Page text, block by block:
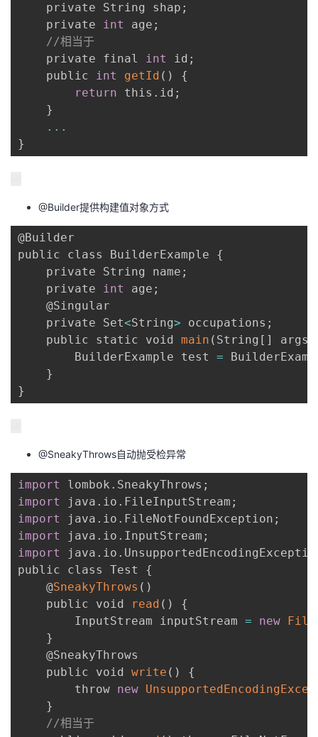
    private String shap
;
    private
int age ;
//相当于
    private final
int id ;
    public
int getId ( )
{
return this . id ;
}
...
}
@Builder提供构建值对象方式
@Builder
public class BuilderExample {
    private String name
;
    private
int age ;
    @Singular
    private Set
<String> occupations ;
    public static void
main ( String [ ] args
        BuilderExample test
=
}
}
@SneakyThrows自动抛受检异常
import lombok . SneakyThrows ;
import
java . io . FileInputStream ;
import
java . io . FileNotFoundException ;
import
java . io . InputStream ;
import
java . io .
public class Test {
    @
SneakyThrows ( )
    public void
read ( )
{
        InputStream inputStream
= new
}
    @SneakyThrows
    public void
write ( )
{
        throw
new
}
//相当于